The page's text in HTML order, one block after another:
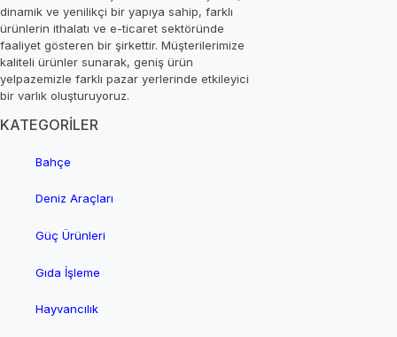
dinamik ve yenilikçi bir yapıya sahip, farklı
ürünlerin ithalatı ve e-ticaret sektöründe
faaliyet gösteren bir şirkettir. Müşterilerimize
kaliteli ürünler sunarak, geniş ürün
yelpazemizle farklı pazar yerlerinde etkileyici
bir varlık oluşturuyoruz.
KATEGORİLER
Bahçe
Deniz Araçları
Güç Ürünleri
Gıda İşleme
Hayvancılık